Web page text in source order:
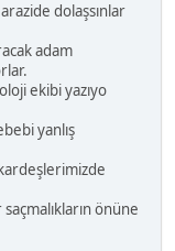
dolaşsınlar
adam
ekibi yazıyo
yanlış
önüne